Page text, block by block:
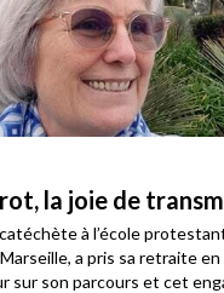
la joie de
à l’école
Marseille, a pris sa retraite
sur son parcours et cet